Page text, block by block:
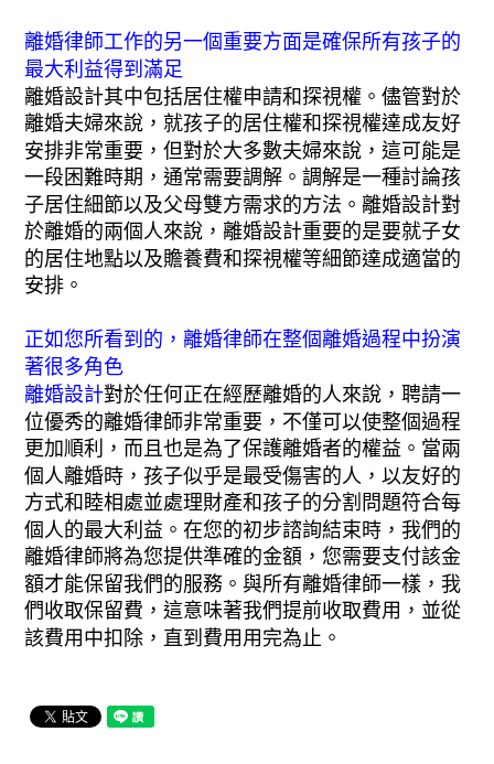
離婚律師工作的另一個重要方面是確保所有孩子的
最大利益得到滿足
離婚設計其中包括居住權申請和探視權。儘管對於
離婚夫婦來說，就孩子的居住權和探視權達成友好
安排非常重要，但對於大多數夫婦來說，這可能是
一段困難時期，通常需要調解。調解是一種討論孩
子居住細節以及父母雙方需求的方法。離婚設計對
於離婚的兩個人來說，離婚設計重要的是要就子女
的居住地點以及贍養費和探視權等細節達成適當的
安排。
正如您所看到的，離婚律師在整個離婚過程中扮演
著很多角色
離婚設計對於任何正在經歷離婚的人來說，聘請一
位優秀的離婚律師非常重要，不僅可以使整個過程
更加順利，而且也是為了保護離婚者的權益。當兩
個人離婚時，孩子似乎是最受傷害的人，以友好的
方式和睦相處並處理財產和孩子的分割問題符合每
個人的最大利益。在您的初步諮詢結束時，我們的
離婚律師將為您提供準確的金額，您需要支付該金
額才能保留我們的服務。與所有離婚律師一樣，我
們收取保留費，這意味著我們提前收取費用，並從
該費用中扣除，直到費用用完為止。